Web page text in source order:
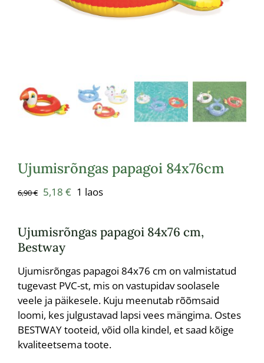
Ujumisrõngas papagoi 84х76cm
6,90€ Algne
6,90 €.
5,18 €Praegune
5,18 €.
1 laos
Ujumisrõngas papagoi 84х76 cm,
Bestway
Ujumisrõngas papagoi 84х76 cm on valmistatud
tugevast PVC-st, mis on vastupidav soolasele
veele ja päikesele. Kuju meenutab rõõmsaid
loomi, kes julgustavad lapsi vees mängima. Ostes
BESTWAY tooteid, võid olla kindel, et saad kõige
kvaliteetsema toote.